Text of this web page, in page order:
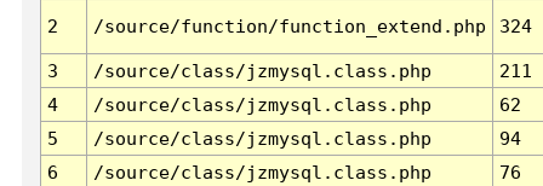
2 /source/function/function_extend.php 324
3 /source/class/jzmysql.class.php
211
4
/source/class/jzmysql.class.php
62
5
/source/class/jzmysql.class.php
94
6
/source/class/jzmysql.class.php 76